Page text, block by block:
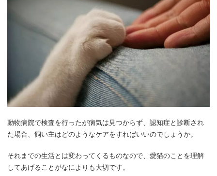
動物病院で検査を行ったが病気は見つからず、認知症と診断され
た場合、飼い主はどのようなケアをすればいいのでしょうか。
それまでの生活とは変わってくるものなので、愛猫のことを理解
してあげることがなによりも大切です。